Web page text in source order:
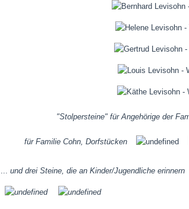
"Stolpersteine" für Angehörige der
für Familie Cohn, Dorfstücken
...und drei Steine, die an Kinder/Jugendliche erinnern